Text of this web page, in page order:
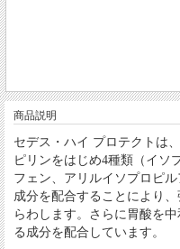
商品説明
セデス・ハイ プロテクトは
ピリンをはじめ4種類（イソ
フェン、アリルイソプロピ
成分を配合することにより
らわします。さらに胃酸を
る成分を配合しています。